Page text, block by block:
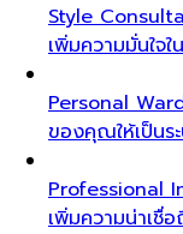
Style
เพิ่มความมั่นใจ
Personal
ของคุณให้เป็นร
Professional
เพิ่มความน่าเชื่